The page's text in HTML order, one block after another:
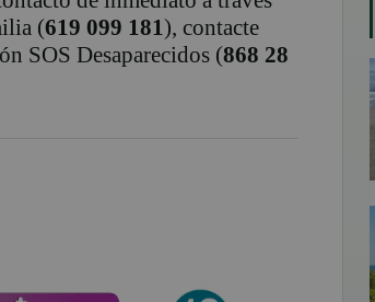
(619 099 181), contacte
SOS Desaparecidos (868 28